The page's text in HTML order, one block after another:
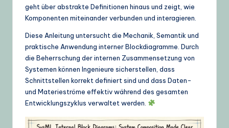
d
T
geht über abstrakte Definitionen hinaus und zeigt, wie
Komponenten miteinander verbunden und interagieren.
Diese Anleitung untersucht die Mechanik, Semantik und
praktische Anwendung interner Blockdiagramme. Durch
die Beherrschung der internen Zusammensetzung von
Systemen können Ingenieure sicherstellen, dass
Schnittstellen korrekt definiert sind und dass Daten-
und Materieströme effektiv während des gesamten
Entwicklungszyklus verwaltet werden.